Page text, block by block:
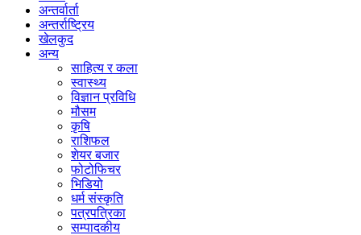
अन्तर्वार्ता
अन्तर्राष्ट्रिय
खेलकुद
अन्य
साहित्य र कला
स्वास्थ्य
विज्ञान प्रविधि
मौसम
कृषि
राशिफल
शेयर बजार
फोटोफिचर
भिडियो
धर्म संस्कृति
पत्रपत्रिका
सम्पादकीय